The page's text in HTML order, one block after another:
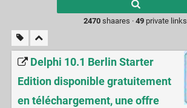
2470 shaares ·49 private links
Delphi 10.1 Berlin Starter
Edition disponible gratuitement
en téléchargement, une offre